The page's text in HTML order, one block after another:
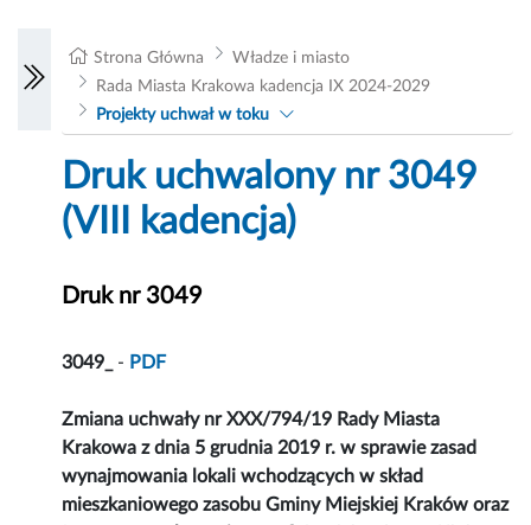
Strona Główna
Władze i miasto
Rada Miasta Krakowa kadencja IX 2024-2029
Projekty uchwał w toku
Druk uchwalony nr 3049
(VIII kadencja)
Druk nr 3049
3049_ - PDF
Zmiana uchwały nr XXX/794/19 Rady Miasta
Krakowa z dnia 5 grudnia 2019 r. w sprawie zasad
wynajmowania lokali wchodzących w skład
mieszkaniowego zasobu Gminy Miejskiej Kraków oraz